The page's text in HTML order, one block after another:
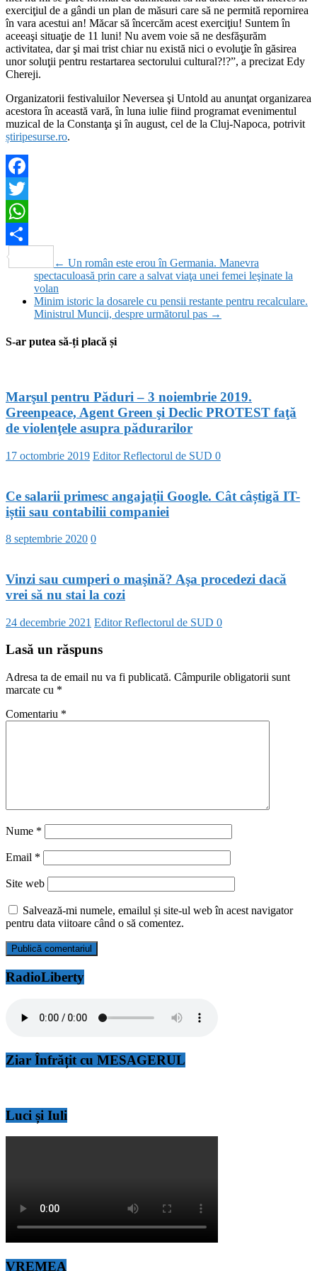
exerciţiul de a gândi un plan de măsuri care să ne permită repornirea
în vara acestui an! Măcar să încercăm acest exerciţiu! Suntem în
aceeaşi situaţie de 11 luni! Nu avem voie să ne desfăşurăm
activitatea, dar şi mai trist chiar nu există nici o evoluţie în găsirea
unor soluţii pentru restartarea sectorului cultural?!?”, a precizat Edy
Chereji.
Organizatorii festivaluilor Neversea şi Untold au anunţat organizarea
acestora în această vară, în luna iulie fiind programat evenimentul
muzical de la Constanţa şi în august, cel de la Cluj-Napoca, potrivit
știripesurse.ro.
Facebook
Twitter
WhatsApp
Partajează
← Un român este erou în Germania. Manevra
spectaculoasă prin care a salvat viaţa unei femei leşinate la
volan
Minim istoric la dosarele cu pensii restante pentru recalculare.
Ministrul Muncii, despre următorul pas →
S-ar putea să-ți placă și
Marşul pentru Păduri – 3 noiembrie 2019.
Greenpeace, Agent Green şi Declic PROTEST faţă
de violenţele asupra pădurarilor
17 octombrie 2019 Editor Reflectorul de SUD 0
Ce salarii primesc angajații Google. Cât câștigă IT-
iștii sau contabilii companiei
8 septembrie 2020 0
Vinzi sau cumperi o maşină? Aşa procedezi dacă
vrei să nu stai la cozi
24 decembrie 2021 Editor Reflectorul de SUD 0
Lasă un răspuns
Adresa ta de email nu va fi publicată. Câmpurile obligatorii sunt
marcate cu *
Comentariu *
Nume *
Email *
Site web
Salvează-mi numele, emailul și site-ul web în acest navigator
pentru data viitoare când o să comentez.
RadioLiberty
Ziar Înfrățit cu MESAGERUL
Luci și Iuli
VREMEA